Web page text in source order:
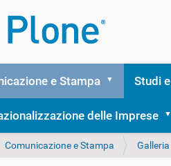
e Stampa Studi
delle Imprese
Comunicazione e Stampa